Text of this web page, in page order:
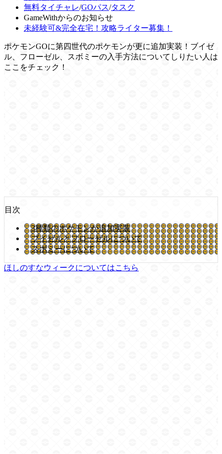
無料タイチャレ/GOパス/タスク
GameWithからのお知らせ
未経験可&完全在宅！攻略ライター募集！
ポケモンGOに第四世代のポケモンが更に追加実装！ブイゼ
ル、フローゼル、スボミーの入手方法についてしりたい人は
ここをチェック！
目次
3種類のポケモンが追加実装
ブイゼルとフローゼルについて
スボミーについて
ほしのすなウィークについてはこちら